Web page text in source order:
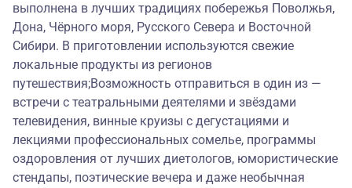
выполнена в лучших традициях побережья Поволжья,
Дона, Чёрного моря, Русского Севера и Восточной
Сибири. В приготовлении используются свежие
локальные продукты из регионов
путешествия;Возможность отправиться в один из —
встречи с театральными деятелями и звёздами
телевидения, винные круизы с дегустациями и
лекциями профессиональных сомелье, программы
оздоровления от лучших диетологов, юмористические
стендапы, поэтические вечера и даже необычная